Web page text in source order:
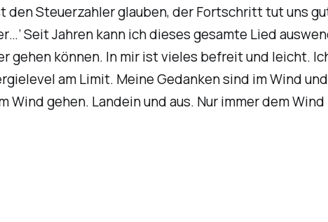
den Steuerzahler glauben, der Fortschritt tut uns
Seit Jahren kann ich dieses gesamte Lied
gehen können. In mir ist vieles befreit und leicht.
am Limit. Meine Gedanken sind im Wind
gehen. Landein und aus. Nur immer dem